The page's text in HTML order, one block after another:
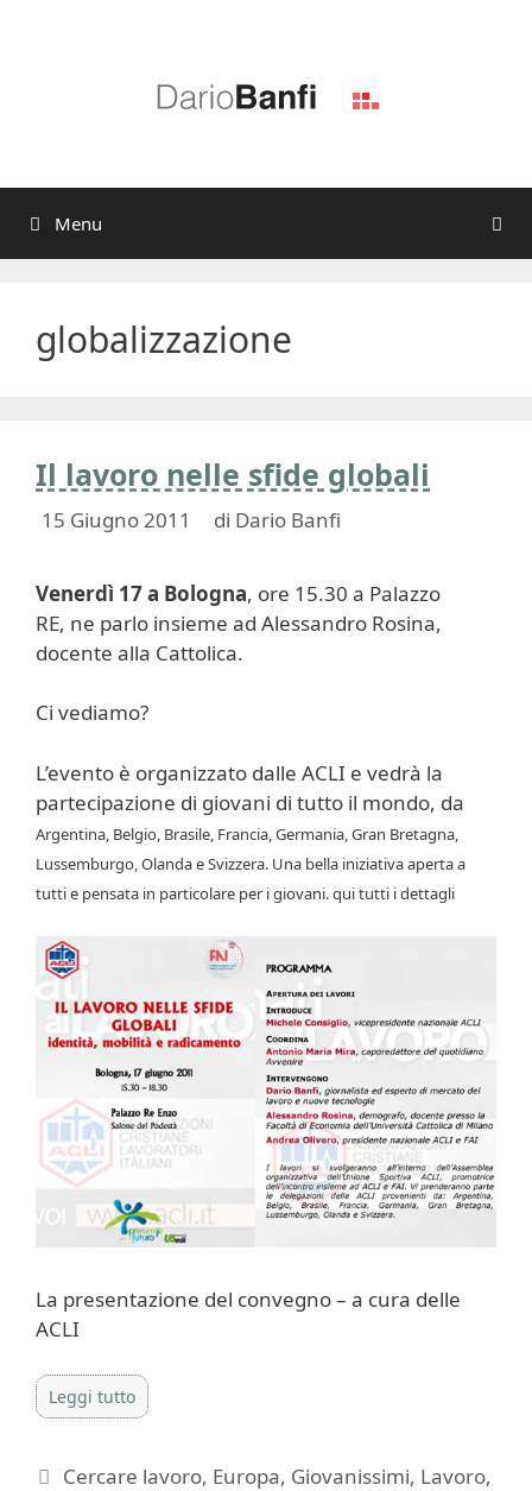
Menu
globalizzazione
Il lavoro nelle sfide globali
15 Giugno 2011 di Dario Banfi
Venerdì 17 a Bologna, ore 15.30 a Palazzo
RE, ne parlo insieme ad Alessandro Rosina,
docente alla Cattolica.
Ci vediamo?
L’evento è organizzato dalle ACLI e vedrà la
partecipazione di giovani di tutto il mondo, da
Argentina, Belgio, Brasile, Francia, Germania, Gran Bretagna,
Lussemburgo, Olanda e Svizzera. Una bella iniziativa aperta a
tutti e pensata in particolare per i giovani. qui tutti i dettagli
La presentazione del convegno – a cura delle
ACLI
Leggi tutto
Categorie
Cercare lavoro, Europa, Giovanissimi, Lavoro,